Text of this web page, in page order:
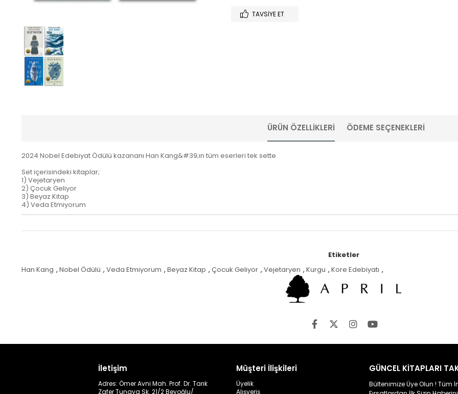
TAVSIYE ET
ÜRÜN ÖZELLIKLERI ÖDEME SEÇENEKLERI
2024 Nobel Edebiyat Ödülü kazananı Han Kang&#39;ın tüm eserleri tek sette.
Set içerisindeki kitaplar;
1) Vejetaryen
2) Çocuk Geliyor
3) Beyaz Kitap
4) Veda Etmiyorum
Etiketler
Han Kang , Nobel Ödülü , Veda Etmiyorum , Beyaz Kitap , Çocuk Geliyor , Vejetaryen , Kurgu , Kore Edebiyatı ,
İletişim
Adres: Ömer Avni Mah. Prof. Dr. Tarık
Zafer Tunaya Sk. 21/2 Beyoğlu/
Müşteri İlişkileri
Üyelik
Alışveriş
GÜNCEL KİTAPLARI
Bültenimize Üye Olun ! Tüm